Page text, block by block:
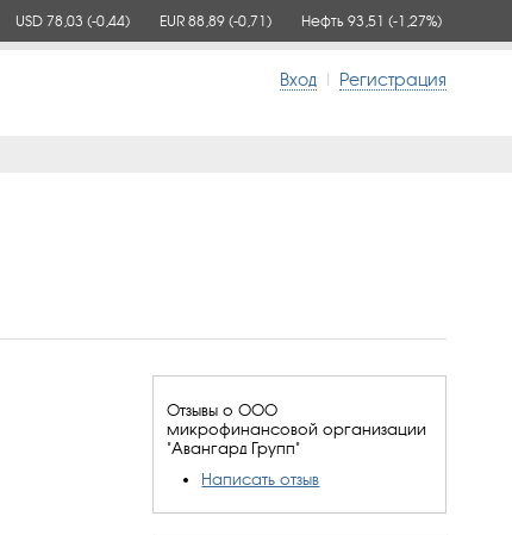
USD 78,03 (-0,44) EUR 88,89 (-0,71) Нефть 93,51 (-1,27%)
Вход | Регистрация
Отзывы о ООО
микрофинансовой организации
"Авангард Групп"
Написать отзыв